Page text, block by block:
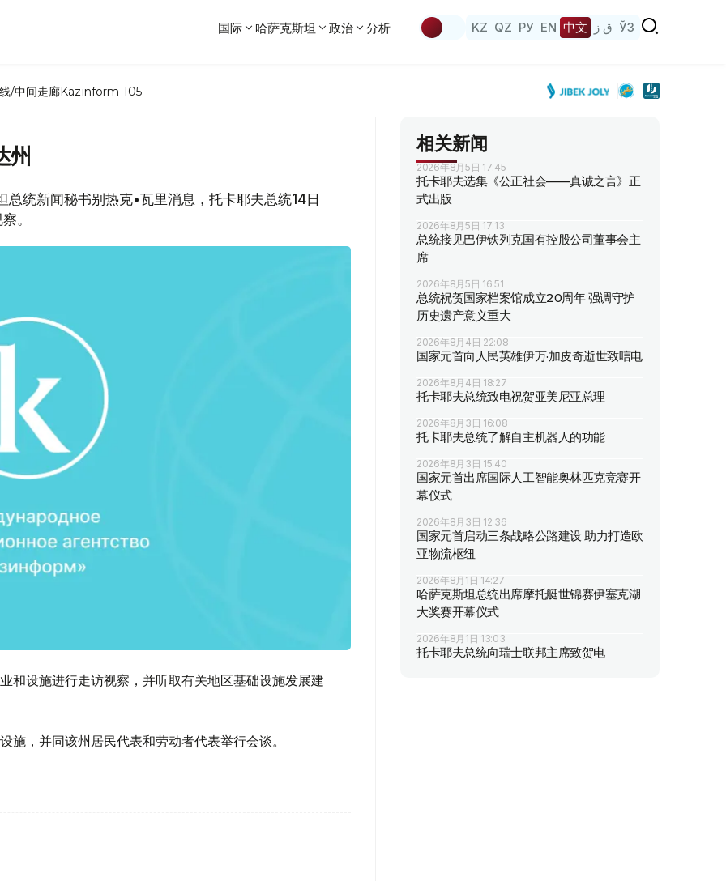
国际 哈萨克斯坦 政治 分析 KZ QZ РУ EN 中文 ق ز ЎЗ
/中间走廊Kazinform-105
州
统新闻秘书别热克•瓦里消息，托卡耶夫总统14日
。
和设施进行走访视察，并听取有关地区基础设施发展建
施，并同该州居民代表和劳动者代表举行会谈。
相关新闻
2026年8月5日 17:45
托卡耶夫选集《公正社会——真诚之言》正
式出版
2026年8月5日 17:13
总统接见巴伊铁列克国有控股公司董事会主
席
2026年8月5日 16:51
总统祝贺国家档案馆成立20周年 强调守护
历史遗产意义重大
2026年8月4日 22:08
国家元首向人民英雄伊万·加皮奇逝世致唁电
2026年8月4日 18:27
托卡耶夫总统致电祝贺亚美尼亚总理
2026年8月3日 16:08
托卡耶夫总统了解自主机器人的功能
2026年8月3日 15:40
国家元首出席国际人工智能奥林匹克竞赛开
幕仪式
2026年8月3日 12:36
国家元首启动三条战略公路建设 助力打造欧
亚物流枢纽
2026年8月1日 14:27
哈萨克斯坦总统出席摩托艇世锦赛伊塞克湖
大奖赛开幕仪式
2026年8月1日 13:03
托卡耶夫总统向瑞士联邦主席致贺电